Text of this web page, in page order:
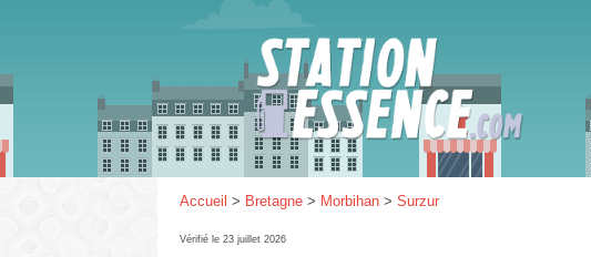
Accueil > Bretagne > Morbihan > Surzur
Vérifié le 23 juillet 2026
Gazole :
SP 98 :